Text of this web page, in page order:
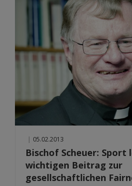
05.02.2013
Bischof Scheuer: Sport
wichtigen Beitrag zur
gesellschaftlichen